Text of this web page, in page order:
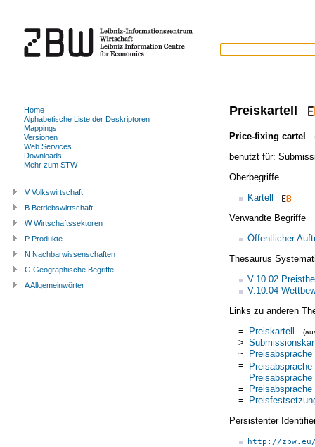
Preiskartell
Price-fixing cartel
benutzt für:
Oberbegriffe
Kartell
Verwandte Begriffe
Öffentlicher
Thesaurus
V.10.02
V.10.04
Links zu anderen
= Preiskartell
>
~ Preisabsprache
= Preisabsprache
= Preisabsprache
= Preisabsprache
=
Persistenter
http://
Home
Alphabetische Liste der Deskriptoren
Mappings
Versionen
Web Services
Downloads
Mehr zum STW
V Volkswirtschaft
B Betriebswirtschaft
W Wirtschaftssektoren
P Produkte
N Nachbarwissenschaften
G Geographische Begriffe
A Allgemeinwörter